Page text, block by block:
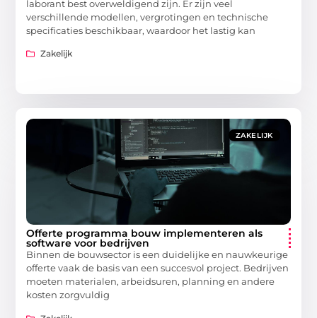
laborant best overweldigend zijn. Er zijn veel
verschillende modellen, vergrotingen en technische
specificaties beschikbaar, waardoor het lastig kan
Zakelijk
ZAKELIJK
Offerte programma bouw implementeren als
software voor bedrijven
Binnen de bouwsector is een duidelijke en nauwkeurige
offerte vaak de basis van een succesvol project. Bedrijven
moeten materialen, arbeidsuren, planning en andere
kosten zorgvuldig